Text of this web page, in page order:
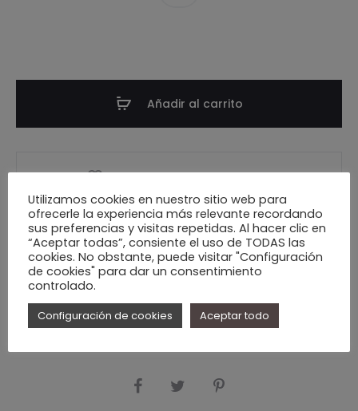
Añadir al carrito
Añadir a la lista de deseos
SKU: N/D CATEGORÍAS: PANTALONES COLECCIÓN
COMPARTIR
Utilizamos cookies en nuestro sitio web para
ofrecerle la experiencia más relevante recordando
sus preferencias y visitas repetidas. Al hacer clic en
“Aceptar todas”, consiente el uso de TODAS las
cookies. No obstante, puede visitar "Configuración
de cookies" para dar un consentimiento
controlado.
Configuración de cookies Aceptar todo